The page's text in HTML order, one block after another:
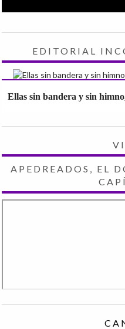
EDITORIAL
Ellas sin bandera y sin
APEDREADOS, EL